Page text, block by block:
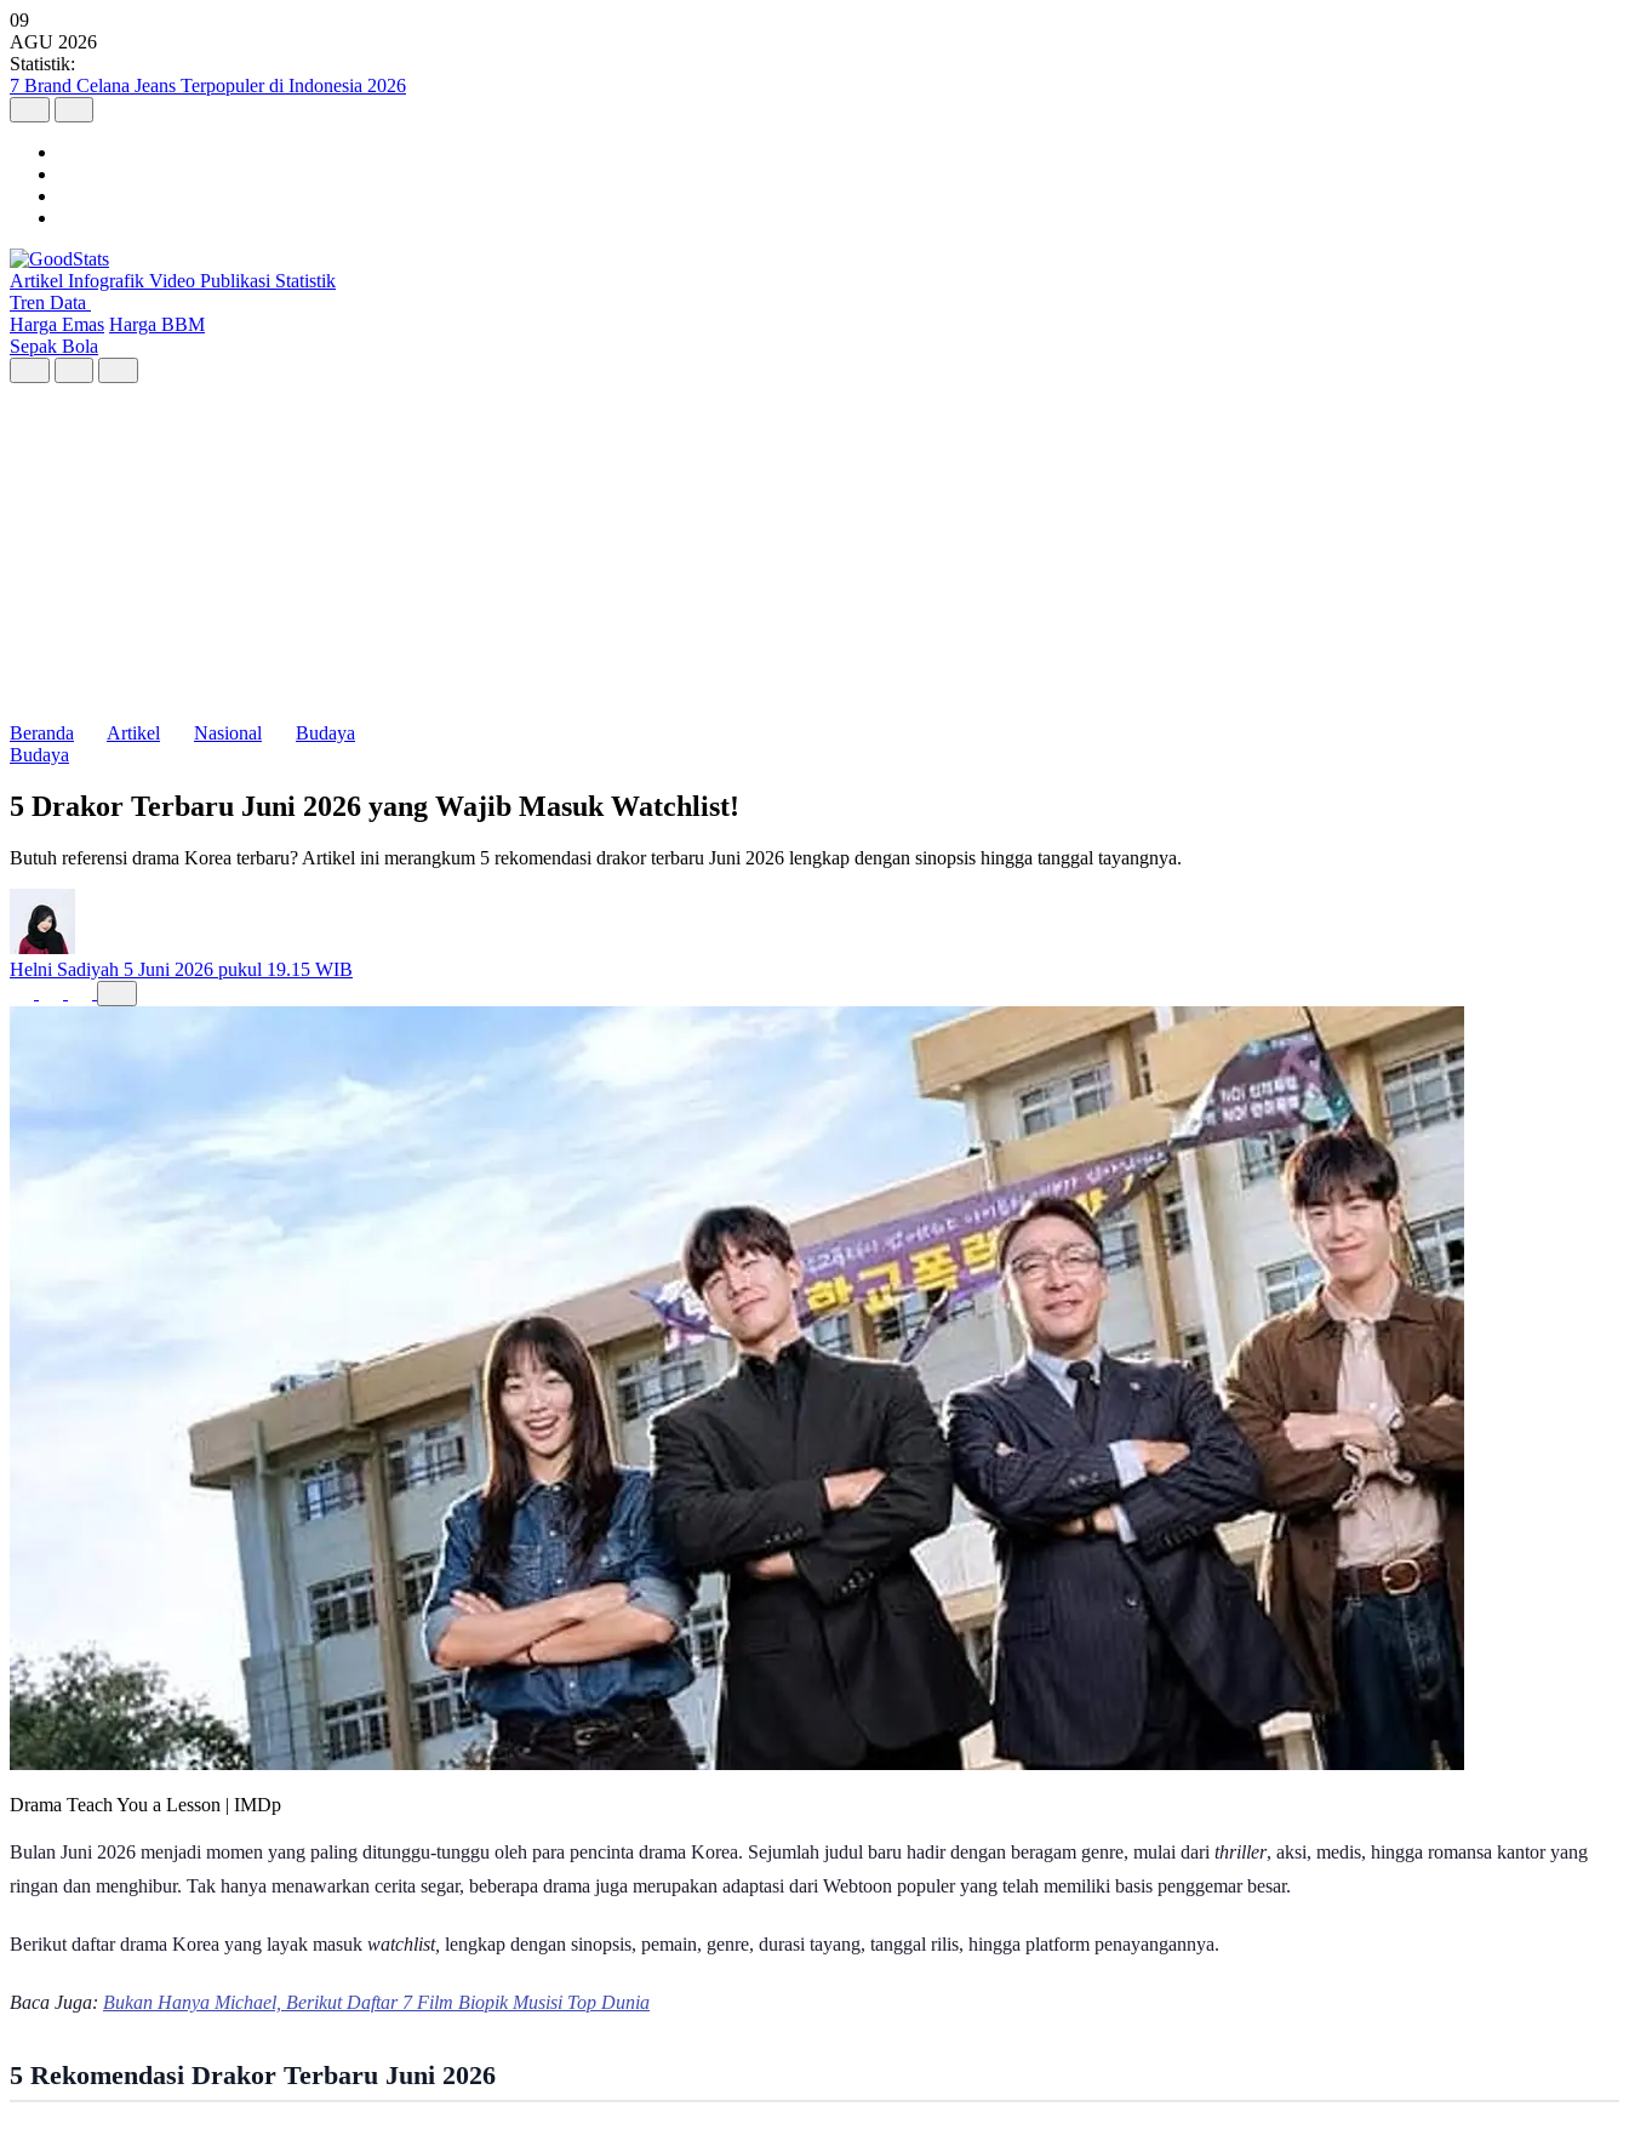
09
AGU 2026
Statistik:
7 Brand Celana Jeans Terpopuler di Indonesia 2026
Artikel Infografik Video Publikasi Statistik
Tren Data
Harga Emas Harga BBM
Sepak Bola
Beranda Artikel Nasional
Budaya
Budaya
5 Drakor Terbaru Juni 2026 yang Wajib Masuk Watchlist!
Butuh referensi drama Korea terbaru? Artikel ini merangkum 5 rekomendasi drakor terbaru Juni 2026 lengkap dengan sinopsis hingga tanggal tayangnya.
Helni Sadiyah 5 Juni 2026 pukul 19.15 WIB
Drama Teach You a Lesson | IMDp
Bulan Juni 2026 menjadi momen yang paling ditunggu-tunggu oleh para pencinta drama Korea. Sejumlah judul baru hadir dengan beragam genre, mulai dari thriller, aksi, medis, hingga romansa kantor yang
ringan dan menghibur. Tak hanya menawarkan cerita segar, beberapa drama juga merupakan adaptasi dari Webtoon populer yang telah memiliki basis penggemar besar.
Berikut daftar drama Korea yang layak masuk watchlist, lengkap dengan sinopsis, pemain, genre, durasi tayang, tanggal rilis, hingga platform penayangannya.
Baca Juga: Bukan Hanya Michael, Berikut Daftar 7 Film Biopik Musisi Top Dunia
5 Rekomendasi Drakor Terbaru Juni 2026